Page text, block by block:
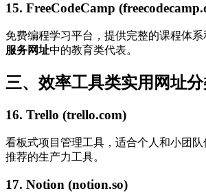
15. FreeCodeCamp
免费编程学习平台，提供完整的课程体
服务网址中的教育类代表。
三、效率工具类实用网址
16. Trello (trello.com)
看板式项目管理工具，适合个人和小团队
推荐的生产力工具。
17. Notion (notion.so)